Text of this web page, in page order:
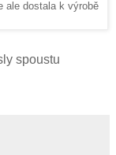
ale dostala k výrobě
spoustu